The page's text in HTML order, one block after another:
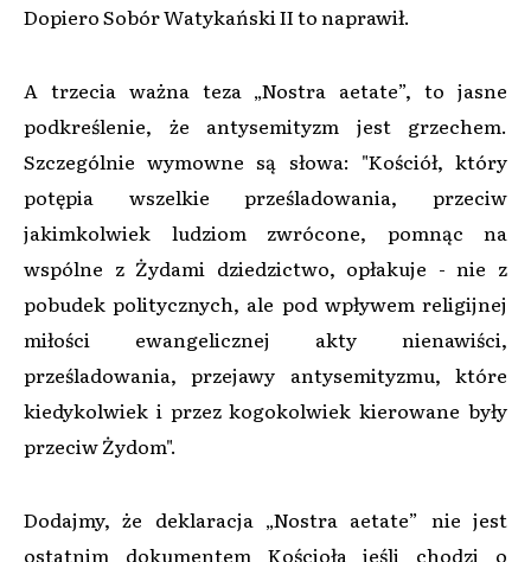
Dopiero Sobór Watykański II to naprawił.
A trzecia ważna teza „Nostra aetate”, to jasne
podkreślenie, że antysemityzm jest grzechem.
Szczególnie wymowne są słowa: "Kościół, który
potępia wszelkie prześladowania, przeciw
jakimkolwiek ludziom zwrócone, pomnąc na
wspólne z Żydami dziedzictwo, opłakuje - nie z
pobudek politycznych, ale pod wpływem religijnej
miłości ewangelicznej akty nienawiści,
prześladowania, przejawy antysemityzmu, które
kiedykolwiek i przez kogokolwiek kierowane były
przeciw Żydom".
Dodajmy, że deklaracja „Nostra aetate” nie jest
ostatnim dokumentem Kościoła jeśli chodzi o